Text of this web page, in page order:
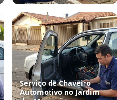
Serviço de Chaveiro
Automotivo no Jardim